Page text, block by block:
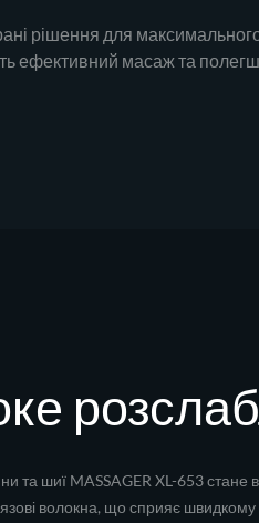
рішення для
ефективний масаж та
та шиї MASSAGER XL-653 стане
волокна, що сприяє швидкому